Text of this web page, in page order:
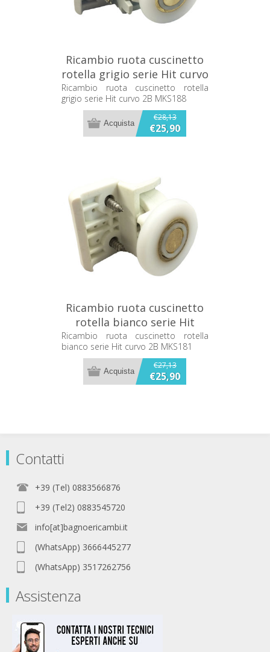
Ricambio ruota cuscinetto
rotella grigio serie Hit curvo
2B MKS188
Ricambio ruota cuscinetto rotella
grigio serie Hit curvo 2B MKS188
€28,13
€25,90
Ricambio ruota cuscinetto
rotella bianco serie Hit
curvo 2B MKS181
Ricambio ruota cuscinetto rotella
bianco serie Hit curvo 2B MKS181
€27,13
€25,90
Contatti
+39 (Tel) 0883566876
+39 (Tel2) 0883545720
info[at]bagnoericambi.it
(WhatsApp) 3666445277
(WhatsApp) 3517262756
Assistenza